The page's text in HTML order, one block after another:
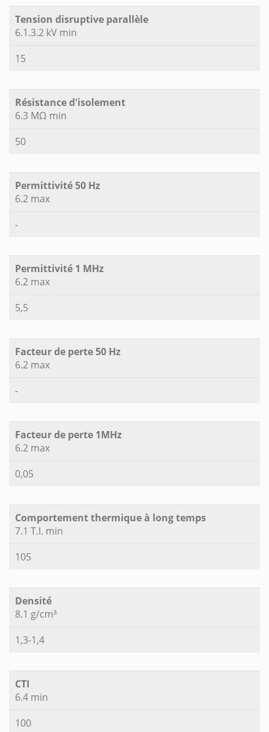
Tension disruptive parallèle
6.1.3.2 kV min
15
Résistance d'isolement
6.3 MΩ min
50
Permittivité 50 Hz
6.2 max
-
Permittivité 1 MHz
6.2 max
5,5
Facteur de perte 50 Hz
6.2 max
-
Facteur de perte 1MHz
6.2 max
0,05
Comportement thermique à long temps
7.1 T.I. min
105
Densité
8.1 g/cm³
1,3-1,4
CTI
6.4 min
100